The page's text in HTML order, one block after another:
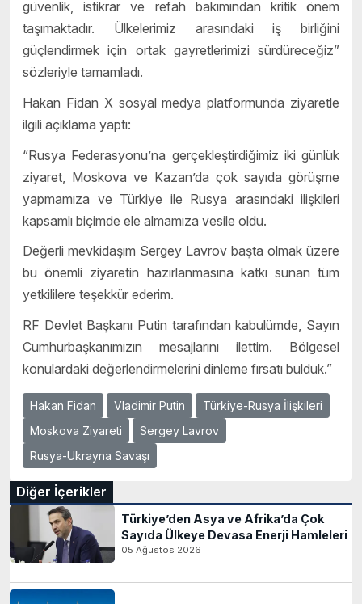
güvenlik, istikrar ve refah bakımından kritik önem
taşımaktadır. Ülkelerimiz arasındaki iş birliğini
güçlendirmek için ortak gayretlerimizi sürdüreceğiz”
sözleriyle tamamladı.
Hakan Fidan X sosyal medya platformunda ziyaretle
ilgili açıklama yaptı:
“Rusya Federasyonu’na gerçekleştirdiğimiz iki günlük
ziyaret, Moskova ve Kazan’da çok sayıda görüşme
yapmamıza ve Türkiye ile Rusya arasındaki ilişkileri
kapsamlı biçimde ele almamıza vesile oldu.
Değerli mevkidaşım Sergey Lavrov başta olmak üzere
bu önemli ziyaretin hazırlanmasına katkı sunan tüm
yetkililere teşekkür ederim.
RF Devlet Başkanı Putin tarafından kabulümde, Sayın
Cumhurbaşkanımızın mesajlarını ilettim. Bölgesel
konulardaki değerlendirmelerini dinleme fırsatı bulduk.”
Hakan Fidan Vladimir Putin
Türkiye-Rusya İlişkileri
Moskova Ziyareti
Sergey Lavrov
Rusya-Ukrayna Savaşı
Diğer İçerikler
Türkiye’den Asya ve Afrika’da Çok
Sayıda Ülkeye Devasa Enerji Hamleleri
05 Ağustos 2026